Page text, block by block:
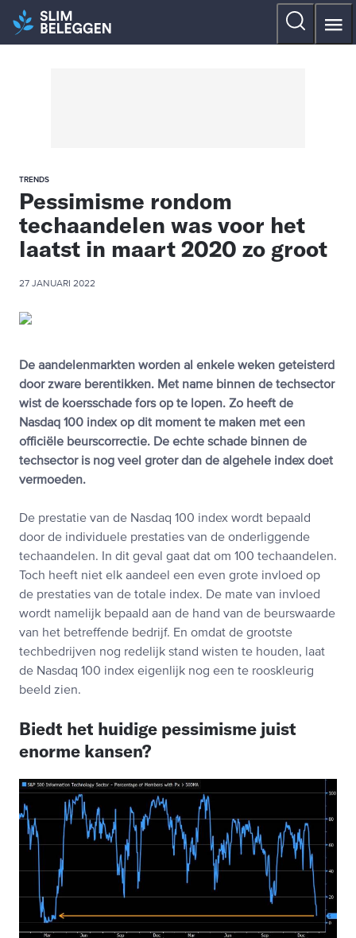
TRENDS
Pessimisme rondom
techaandelen was voor het
laatst in maart 2020 zo groot
27 JANUARI 2022
De aandelenmarkten worden al enkele weken geteisterd
door zware berentikken. Met name binnen de techsector
wist de koersschade fors op te lopen. Zo heeft de
Nasdaq 100 index op dit moment te maken met een
officiële beurscorrectie. De echte schade binnen de
techsector is nog veel groter dan de algehele index doet
vermoeden.
De prestatie van de Nasdaq 100 index wordt bepaald
door de individuele prestaties van de onderliggende
techaandelen. In dit geval gaat dat om 100 techaandelen.
Toch heeft niet elk aandeel een even grote invloed op
de prestaties van de totale index. De mate van invloed
wordt namelijk bepaald aan de hand van de beurswaarde
van het betreffende bedrijf. En omdat de grootste
techbedrijven nog redelijk stand wisten te houden, laat
de Nasdaq 100 index eigenlijk nog een te rooskleurig
beeld zien.
Biedt het huidige pessimisme juist
enorme kansen?